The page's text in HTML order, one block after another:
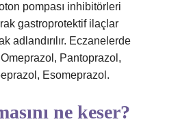
pompası inhibitörleri
gastroprotektif ilaçlar
adlandırılır. Eczanelerde
Pantoprazol,
Esomeprazol.
ne keser?